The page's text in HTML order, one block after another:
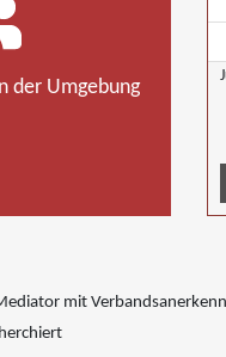
der Umgebung
mit